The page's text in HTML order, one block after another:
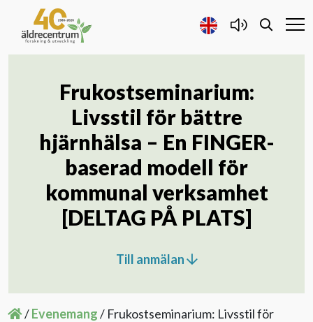
Forskning och Utveckling
Samarbete
Publicerat
Frukostseminarium:
Livsstil för bättre
hjärnhälsa – En FINGER-
baserad modell för
kommunal verksamhet
[DELTAG PÅ PLATS]
Till anmälan
/Evenemang/ Frukostseminarium: Livsstil för